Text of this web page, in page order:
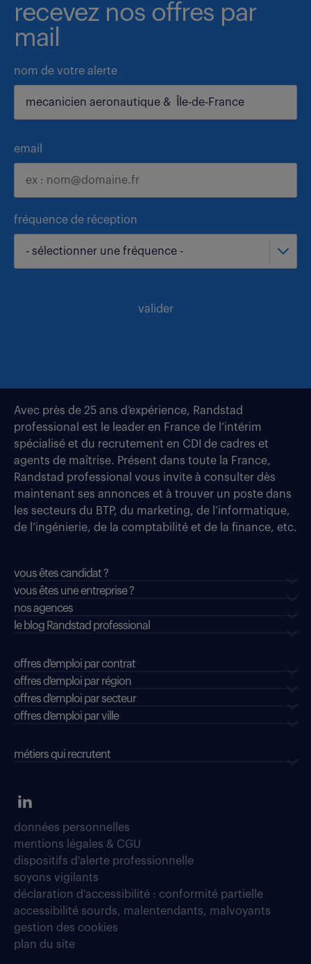
recevez nos offres par
mail
nom de votre alerte
email
fréquence de réception
- sélectionner une fréquence -
valider
Avec près de 25 ans d’expérience, Randstad
professional est le leader en France de l’intérim
spécialisé et du recrutement en CDI de cadres et
agents de maîtrise. Présent dans toute la France,
Randstad professional vous invite à consulter dès
maintenant ses annonces et à trouver un poste dans
les secteurs du BTP, du marketing, de l’informatique,
de l’ingénierie, de la comptabilité et de la finance, etc.
vous êtes candidat ?
vous êtes une entreprise ?
nos agences
le blog Randstad professional
offres d'emploi par contrat
offres d'emploi par région
offres d'emploi par secteur
offres d’emploi par ville
métiers qui recrutent
données personnelles
mentions légales & CGU
dispositifs d'alerte professionnelle
soyons vigilants
déclaration d'accessibilité : conformité partielle
accessibilité sourds, malentendants, malvoyants
gestion des cookies
plan du site